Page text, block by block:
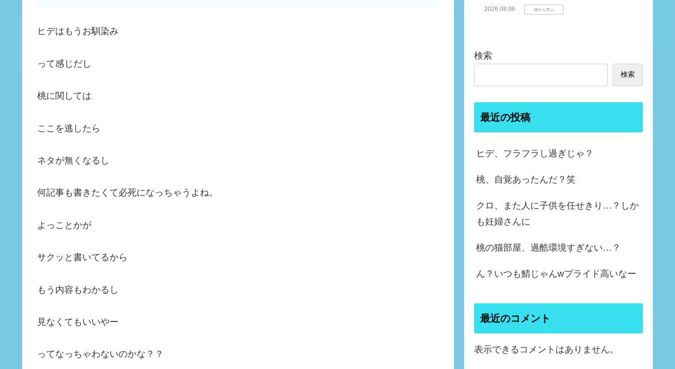
ヒデはもうお馴染み
って感じだし
桃に関しては
ここを逃したら
ネタが無くなるし
何記事も書きたくて必死になっちゃうよね。
よっことかが
サクッと書いてるから
もう内容もわかるし
見なくてもいいやー
ってなっちゃわないのかな？？
2026.08.06 桃から学ぶ
検索
検索
最近の投稿
ヒデ、フラフラし過ぎじゃ？
桃、自覚あったんだ？笑
クロ、また人に子供を任せきり…？しか
も妊婦さんに
桃の猫部屋、過酷環境すぎない…？
ん？いつも鯖じゃんwプライド高いなー
最近のコメント
表示できるコメントはありません。